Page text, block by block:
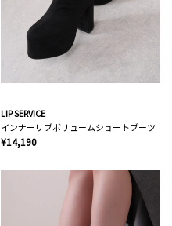
LIP SERVICE
インナーリブボリュームショートブーツ
¥14,190